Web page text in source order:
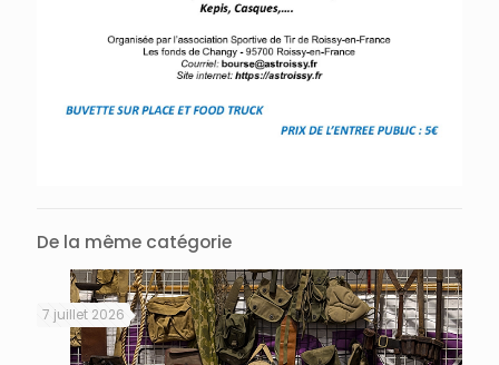
De la même catégorie
7 juillet 2026